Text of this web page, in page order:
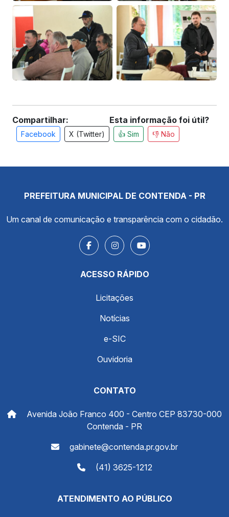
Compartilhar:
Facebook X (Twitter)
Esta informação foi útil?
👍 Sim 👎 Não
PREFEITURA MUNICIPAL DE CONTENDA - PR
Um canal de comunicação e transparência com o cidadão.
ACESSO RÁPIDO
Licitações
Notícias
e-SIC
Ouvidoria
CONTATO
Avenida João Franco 400 - Centro CEP 83730-000
Contenda - PR
gabinete@contenda.pr.gov.br
(41) 3625-1212
ATENDIMENTO AO PÚBLICO